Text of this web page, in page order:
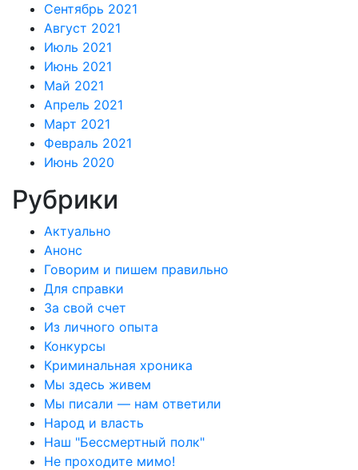
Сентябрь 2021
Август 2021
Июль 2021
Июнь 2021
Май 2021
Апрель 2021
Март 2021
Февраль 2021
Июнь 2020
Рубрики
Актуально
Анонс
Говорим и пишем правильно
Для справки
За свой счет
Из личного опыта
Конкурсы
Криминальная хроника
Мы здесь живем
Мы писали — нам ответили
Народ и власть
Наш "Бессмертный полк"
Не проходите мимо!